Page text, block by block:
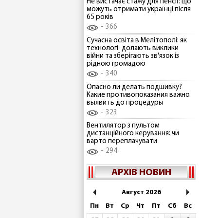
Не вистачає стажу для пенсії: що
можуть отримати українці після
65 років
366
Сучасна освіта в Мелітополі: як
технології долають виклики
війни та зберігають зв'язок із
рідною громадою
340
Опасно ли делать подшивку?
Какие противопоказания важно
выявить до процедуры
323
Вентилятор з пультом
дистанційного керування: чи
варто переплачувати
294
АРХІВ НОВИН
Август 2026
Пн
Вт Ср Чт Пт Сб
Вс